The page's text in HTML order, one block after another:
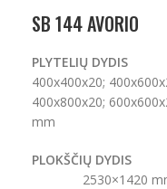
SB 144 AVORIO
PLYTELIŲ
400x800x20;
mm
PLOKŠČIŲ DYDIS
2530×1420